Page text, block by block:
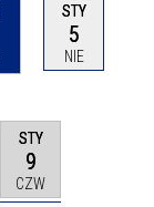
STY
5
NIE
STY
9
CZW